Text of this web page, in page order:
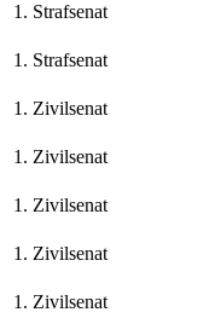
1. Strafsenat
1. Strafsenat
1. Zivilsenat
1. Zivilsenat
1. Zivilsenat
1. Zivilsenat
1. Zivilsenat